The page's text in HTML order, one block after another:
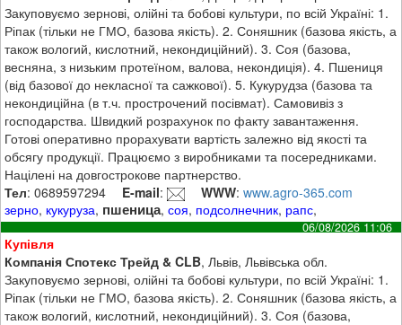
Закуповуємо зернові, олійні та бобові культури, по всій Україні: 1.
Ріпак (тільки не ГМО, базова якість). 2. Соняшник (базова якість, а
також вологий, кислотний, некондиційний). 3. Соя (базова,
весняна, з низьким протеїном, валова, некондиція). 4. Пшениця
(від базової до некласної та сажкової). 5. Кукурудза (базова та
некондиційна (в т.ч. прострочений посівмат). Самовивіз з
господарства. Швидкий розрахунок по факту завантаження.
Готові оперативно прорахувати вартість залежно від якості та
обсягу продукції. Працюємо з виробниками та посередниками.
Націлені на довгострокове партнерство.
Тел: 0689597294 E-mail: WWW:www.agro-365.com
зерно, кукуруза, пшеница,соя, подсолнечник, рапс,
06/08/2026 11:06
Купівля
Компанія Спотекс Трейд & CLB, Львів, Львівська обл.
Закуповуємо зернові, олійні та бобові культури, по всій Україні: 1.
Ріпак (тільки не ГМО, базова якість). 2. Соняшник (базова якість, а
також вологий, кислотний, некондиційний). 3. Соя (базова,